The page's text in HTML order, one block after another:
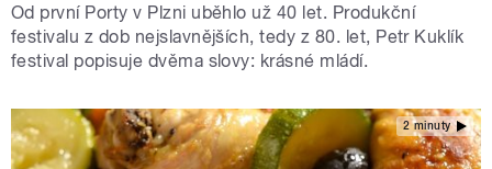
Od první Porty v Plzni uběhlo už 40 let. Produkční
festivalu z dob nejslavnějších, tedy z 80. let, Petr Kuklík
festival popisuje dvěma slovy: krásné mládí.
2 minuty